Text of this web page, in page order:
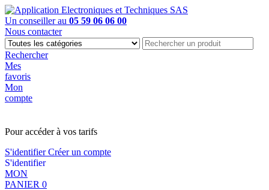
Un conseiller au 05 59 06 06 00
Nous contacter
Rechercher
Mes
favoris
Mon
compte
Pour accéder à vos tarifs
S'identifierCréer un compte
S'identifier
MON
PANIER 0